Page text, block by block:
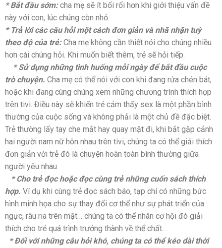
* Bắt đầu sớm:cha mẹ sẽ ít bối rối hơn khi giới thiệu vấn đề
này với con, lúc chúng còn nhỏ.
* Trả lời các câu hỏi một cách đơn giản và nhã nhặn tuỳ
theo độ của trẻ:Cha mẹ không cần thiết nói cho chúng nhiều
hơn cái chúng hỏi. Khi muốn biết thêm, trẻ sẽ hỏi tiếp.
* Sử dụng những tình huống mỗi ngày để bắt đầu cuộc
trò chuyện. Cha mẹ có thể nói với con khi đang rửa chén bát,
hoặc khi đang cùng chúng xem những chương trình thích hợp
trên tivi. Điều này sẽ khiến trẻ cảm thấy sex là một phần bình
thường của cuộc sống và không phải là một chủ đề đặc biệt.
Trẻ thường lấy tay che mắt hay quay mặt đi, khi bắt gặp cảnh
hai người nam nữ hôn nhau trên tivi, chúng ta có thể giải thích
đơn giản với trẻ đó là chuyện hoàn toàn bình thường giữa
người yêu nhau
* Cho trẻ đọc hoặc đọc cùng trẻ những cuốn sách thích
hợp. Ví dụ khi cùng trẻ đọc sách báo, tạp chí có những bức
hình minh họa cho sự thay đổi cơ thể như sự phát triển của
ngực, râu ria trên mặt… chúng ta có thể nhân cơ hội đó giải
thích cho trẻ quá trình trưởng thành về thể chất..
* Đối với những câu hỏi khó, chúng ta có thể kéo dài thời